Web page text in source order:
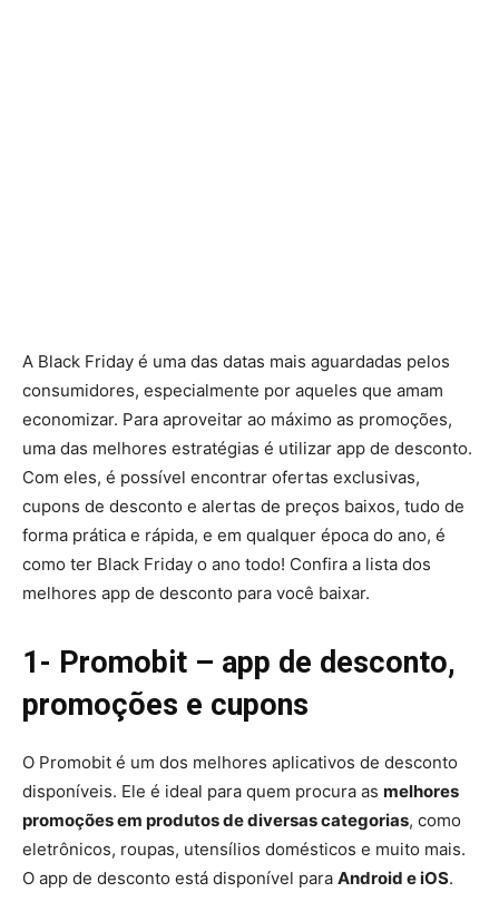
A Black Friday é uma das datas mais aguardadas pelos
consumidores, especialmente por aqueles que amam
economizar. Para aproveitar ao máximo as promoções,
uma das melhores estratégias é utilizar app de desconto.
Com eles, é possível encontrar ofertas exclusivas,
cupons de desconto e alertas de preços baixos, tudo de
forma prática e rápida, e em qualquer época do ano, é
como ter Black Friday o ano todo! Confira a lista dos
melhores app de desconto para você baixar.
1- Promobit – app de desconto,
promoções e cupons
O Promobit é um dos melhores aplicativos de desconto
disponíveis. Ele é ideal para quem procura as melhores
promoções em produtos de diversas categorias, como
eletrônicos, roupas, utensílios domésticos e muito mais.
O app de desconto está disponível para Android e iOS.